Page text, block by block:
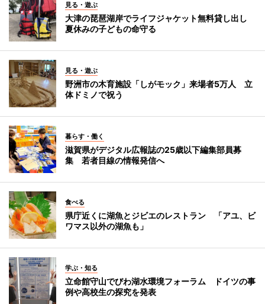
見る・遊ぶ
大津の琵琶湖岸でライフジャケット無料貸し出し
夏休みの子どもの命守る
見る・遊ぶ
野洲市の木育施設「しがモック」来場者5万人 立
体ドミノで祝う
暮らす・働く
滋賀県がデジタル広報誌の25歳以下編集部員募
集 若者目線の情報発信へ
食べる
県庁近くに湖魚とジビエのレストラン 「アユ、ビ
ワマス以外の湖魚も」
学ぶ・知る
立命館守山でびわ湖水環境フォーラム ドイツの事
例や高校生の探究を発表